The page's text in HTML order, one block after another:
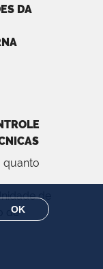
OK
DA
quanto
de
de